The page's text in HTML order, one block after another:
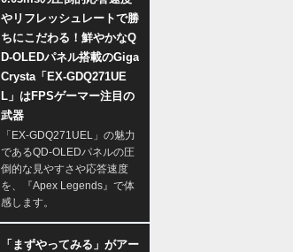
やリフレッシュレートで勝
ちにこだわる！鮮やかなQ
D-OLEDパネル搭載のGiga
Crysta「EX-GDQ271UE
L」はFPSゲーマー注目の
武器
「EX-GDQ271UEL」の魅力
であるQD-OLEDパネルの圧
倒的な見やすさや応答速度
を、『Apex Legends』で体
感します。
「まずやってみる」がアー